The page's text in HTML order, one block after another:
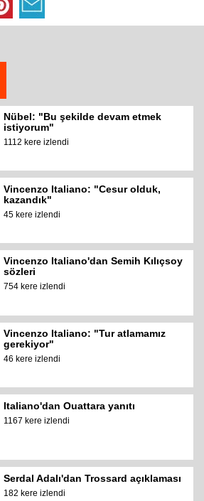
Nübel: "Bu şekilde devam etmek
istiyorum"
1112 kere izlendi
Vincenzo Italiano: "Cesur olduk,
kazandık"
45 kere izlendi
Vincenzo Italiano'dan Semih Kılıçsoy
sözleri
754 kere izlendi
Vincenzo Italiano: "Tur atlamamız
gerekiyor"
46 kere izlendi
Italiano'dan Ouattara yanıtı
1167 kere izlendi
Serdal Adalı'dan Trossard açıklaması
182 kere izlendi